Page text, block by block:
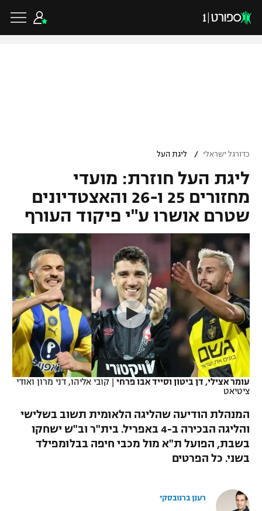
VOD
רץ ברשת
תוצאות
לוח שידורים
ברחבה
"מעל הליגה" – פודקאסט
גביע הטוטו
ליגיונרים
גביע המדינה
נבחרת ישראל
מכבי חיפה
בית"ר ירושלים
מכבי תל אביב
הפועל תל אביב
הפועל חיפה
הפועל באר שבע
בני יהודה
ליגת האלופות
ליגה אירופית
ליגה אנגלית
ליגה גרמנית
ליגה ספרדית
ליגה איטלקית
ליגה צרפתית
ליגה הולנדית
ליגה סינית
ליגה ברזילאית
כדורסל ישראלי
ליגת ווינר סל
ליגה לאומית
כדורסל נשים
מכבי תל אביב
הפועל חולון
הפועל ירושלים
דני אבדיה
כדורסל עולמי
NBA
יורוליג
יורוקאפ
ענפים נוספים
טניס
כדוריד
כדורעף
שחייה
אגרוף
ספורט אולימפי
UFC
כדורגל ישראלי / ליגת העל
ליגת העל חוזרת: מועדי
מחזורים 25 ו-26 והאצטדיונים
שטרם אושרו ע"י פיקוד העורף
עומר אצילי, דן ביטון וסייד אבו פרחי | קובי אליהו, דני מרון ואודי
ציטיאט
המנהלת הודיעה שהליגה הלאומית תשוב בשלישי
והליגה הבכירה ב-4 באפריל. בית"ר וב"ש ישחקו
בשבת, הפועל ת"א מול מכבי חיפה בבלומפילד
בשני. כל הפרטים
רענן ברנובסקי